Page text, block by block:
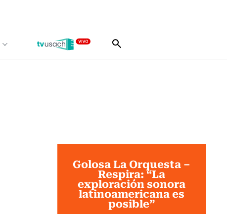
Golosa La Orquesta –
Respira: “La
exploración sonora
latinoamericana es
posible”